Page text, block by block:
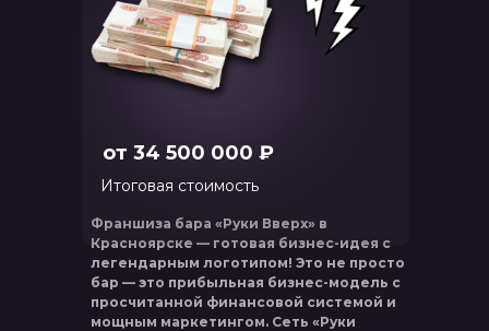
Франшиза бара «Руки Вверх» в
Красноярске — готовая бизнес-идея с
легендарным логотипом! Это не просто
бар — это прибыльная бизнес-модель с
просчитанной финансовой системой и
мощным маркетингом. Сеть «Руки
Итоговая стоимость
от 34 500 000 ₽